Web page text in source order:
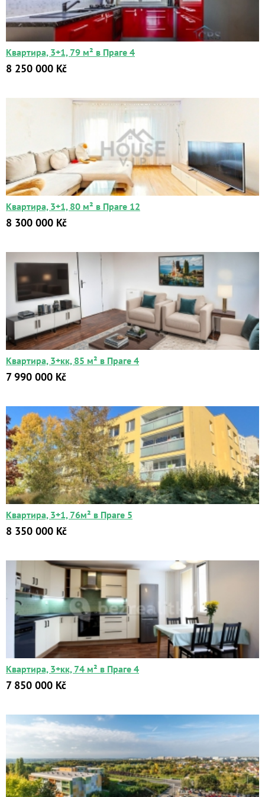
Kč ₽ $ €
Поиск
Расширенный поиск
Квартира, 3+1, 79 м² в Праге 4
8 250 000 Kč
Квартира, 3+1, 80 м² в Праге 12
8 300 000 Kč
Квартира, 3+кк, 85 м² в Праге 4
7 990 000 Kč
Квартира, 3+1, 76м² в Праге 5
8 350 000 Kč
Квартира, 3+кк, 74 м² в Праге 4
7 850 000 Kč